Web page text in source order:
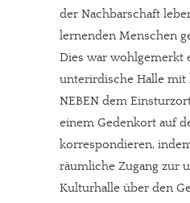
der Nachbarschaft
lernenden Menschen
Dies war wohlgemerkt
unterirdische Halle
NEBEN dem
einem Gedenkort auf
korrespondieren,
räumliche Zugang zur
Kulturhalle über den